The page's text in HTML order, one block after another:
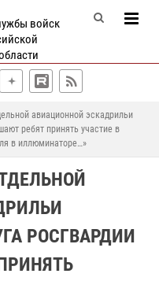
войск
авиационной эскадрильи
ребят принять участие в
в иллюминаторе…»
РОСГВАРДИИ